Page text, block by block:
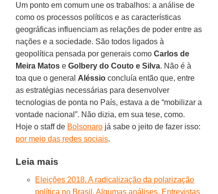
Um ponto em comum une os trabalhos: a análise de
como os processos políticos e as características
geográficas influenciam as relações de poder entre as
nações e a sociedade. São todos ligados à
geopolítica pensada por generais comoCarlos de
Meira Matos eGolbery do Couto e Silva. Não é à
toa que o general Aléssio concluía então que, entre
as estratégias necessárias para desenvolver
tecnologias de ponta no País, estava a de “mobilizar a
vontade nacional”. Não dizia, em sua tese, como.
Hoje o staff de Bolsonaro já sabe o jeito de fazer isso:
por meio das redes sociais.
Leia mais
Eleições 2018. A radicalização da polarização
política no Brasil. Algumas análises. Entrevistas